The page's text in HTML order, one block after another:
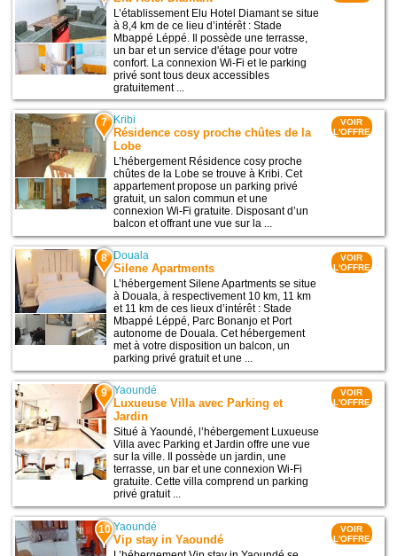
L’établissement Elu Hotel Diamant se situe
à 8,4 km de ce lieu d’intérêt : Stade
Mbappé Léppé. Il possède une terrasse,
un bar et un service d'étage pour votre
confort. La connexion Wi-Fi et le parking
privé sont tous deux accessibles
gratuitement ...
7 Kribi
Résidence cosy proche chûtes de la
Lobe
L’hébergement Résidence cosy proche
chûtes de la Lobe se trouve à Kribi. Cet
appartement propose un parking privé
gratuit, un salon commun et une
connexion Wi-Fi gratuite. Disposant d’un
balcon et offrant une vue sur la ...
VOIR
L'OFFRE
8 Douala
Silene Apartments
L’hébergement Silene Apartments se situe
à Douala, à respectivement 10 km, 11 km
et 11 km de ces lieux d’intérêt : Stade
Mbappé Léppé, Parc Bonanjo et Port
autonome de Douala. Cet hébergement
met à votre disposition un balcon, un
parking privé gratuit et une ...
VOIR
L'OFFRE
9 Yaoundé
Luxueuse Villa avec Parking et
Jardin
Situé à Yaoundé, l’hébergement Luxueuse
Villa avec Parking et Jardin offre une vue
sur la ville. Il possède un jardin, une
terrasse, un bar et une connexion Wi-Fi
gratuite. Cette villa comprend un parking
privé gratuit ...
VOIR
L'OFFRE
10 Yaoundé
Vip stay in Yaoundé
VOIR
L'OFFRE